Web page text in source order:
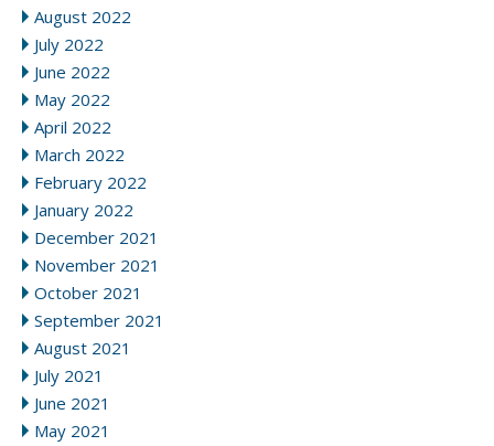
August 2022
July 2022
June 2022
May 2022
April 2022
March 2022
February 2022
January 2022
December 2021
November 2021
October 2021
September 2021
August 2021
July 2021
June 2021
May 2021